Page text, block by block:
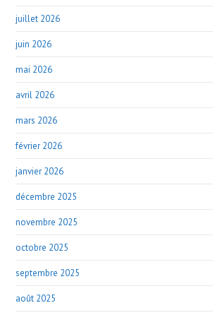
juillet 2026
juin 2026
mai 2026
avril 2026
mars 2026
février 2026
janvier 2026
décembre 2025
novembre 2025
octobre 2025
septembre 2025
août 2025